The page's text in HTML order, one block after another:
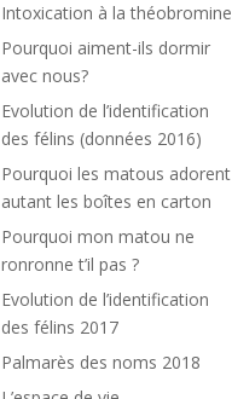
Intoxication à la théobromine
Pourquoi aiment-ils dormir
avec nous?
Evolution de l’identification
des félins (données 2016)
Pourquoi les matous adorent
autant les boîtes en carton
Pourquoi mon matou ne
ronronne t’il pas ?
Evolution de l’identification
des félins 2017
Palmarès des noms 2018